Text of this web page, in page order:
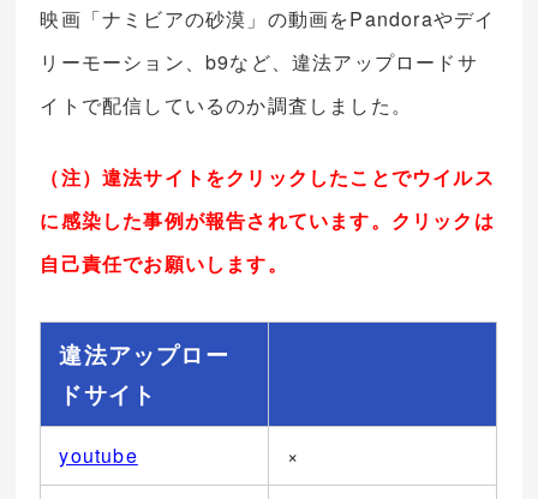
映画「ナミビアの砂漠」の動画をPandoraやデイ
リーモーション、b9など、違法アップロードサ
イトで配信しているのか調査しました。
（注）違法サイトをクリックしたことでウイルス
に感染した事例が報告されています。クリックは
自己責任でお願いします。
違法アップロー
ドサイト
youtube ×